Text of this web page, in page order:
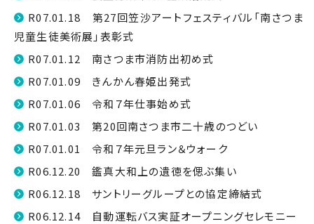
R07.01.18 第27回笠沙アートフェスティバル「南さつま
児童生徒美術展」表彰式
R07.01.12 南さつま市消防出初め式
R07.01.09 きんかん春姫出発式
R07.01.06 令和７年仕事始め式
R07.01.03 第20回南さつま市二十歳のつどい
R07.01.01 令和７年元旦ラン＆ウォーク
R06.12.20 鑑真大和上の遺徳を偲ぶ集い
R06.12.18 サントリーグループとの協定締結式
R06.12.14 自動運転バス実証オープニングセレモニー